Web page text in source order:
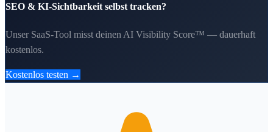
SEO & KI-Sichtbarkeit selbst tracken?
Unser SaaS-Tool misst deinen AI Visibility Score™ — dauerhaft
kostenlos.
Kostenlos testen →